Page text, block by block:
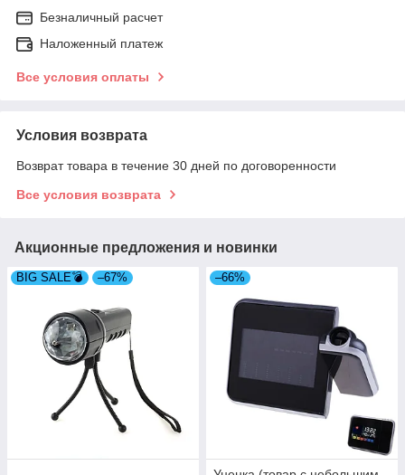
Безналичный расчет
Наложенный платеж
Все условия оплаты
Условия возврата
Возврат товара в течение 30 дней по договоренности
Все условия возврата
Акционные предложения и новинки
BIG SALE💣 –67% –66%